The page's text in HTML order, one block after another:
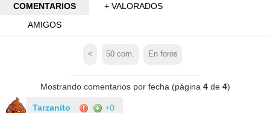
COMENTARIOS
+ VALORADOS
AMIGOS
< 50 com. En foros
Mostrando comentarios por fecha (página 4de 4)
Tarzanito +0